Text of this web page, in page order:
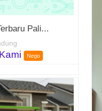
Pali...
Nego